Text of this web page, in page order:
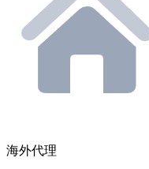
海外代理